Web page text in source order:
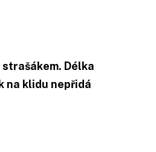
Délka
na klidu nepřidá